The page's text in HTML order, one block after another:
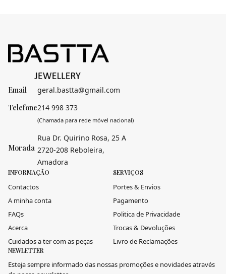
Email
Telefone
Morada
geral.bastta@gmail.com
214 998 373
(Chamada para rede móvel nacional)
Rua Dr. Quirino Rosa, 25 A
2720-208 Reboleira,
Amadora
INFORMAÇÃO
Contactos
A minha conta
FAQs
Acerca
Cuidados a ter com as peças
SERVIÇOS
Portes & Envios
Pagamento
Politica de Privacidade
Trocas & Devoluções
Livro de Reclamações
NEWLETTER
Esteja sempre informado das nossas promoções e novidades através